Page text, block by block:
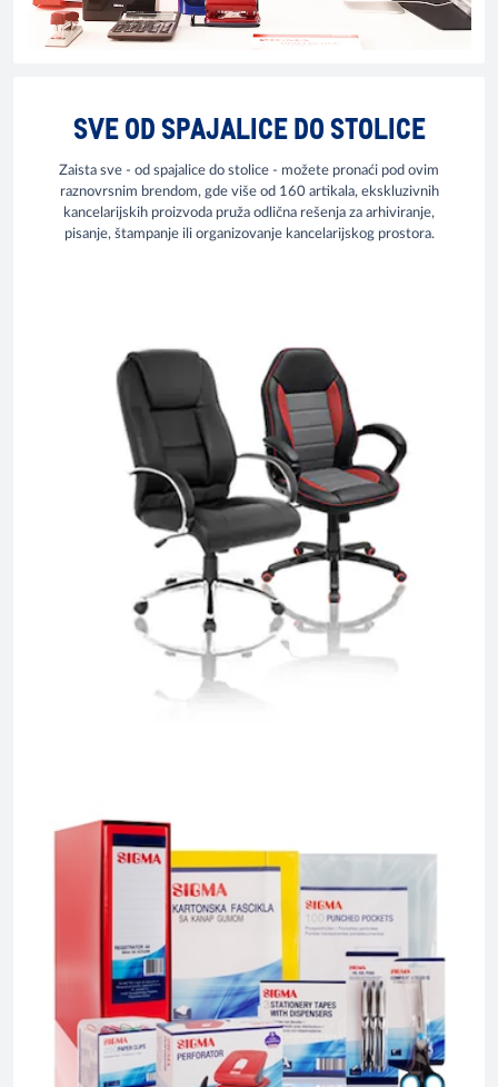
SVE OD SPAJALICE DO STOLICE
Zaista sve - od spajalice do stolice - možete pronaći pod ovim
raznovrsnim brendom, gde više od 160 artikala, ekskluzivnih
kancelarijskih proizvoda pruža odlična rešenja za arhiviranje,
pisanje, štampanje ili organizovanje kancelarijskog prostora.